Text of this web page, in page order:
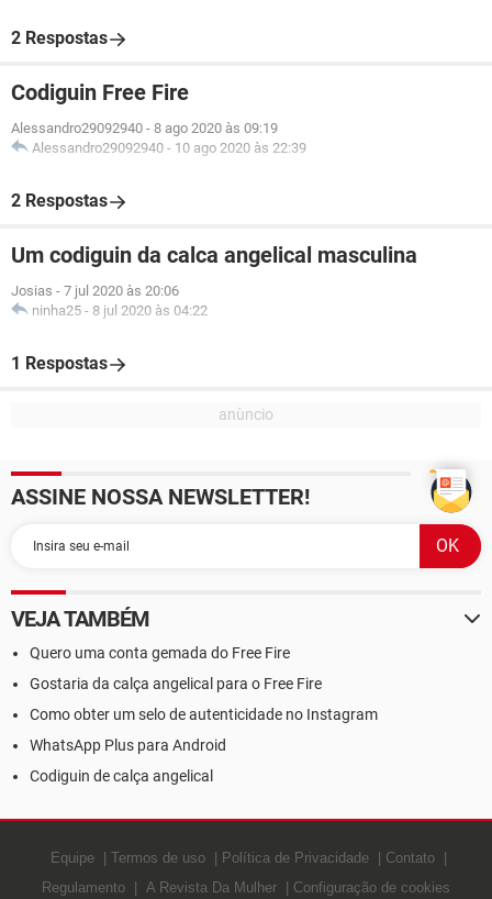
2 Respostas
Codiguin Free Fire
Alessandro29092940 - 8 ago 2020 às 09:19
Alessandro29092940 - 10 ago 2020 às 22:39
2 Respostas
Um codiguin da calca angelical masculina
Josias - 7 jul 2020 às 20:06
ninha25 - 8 jul 2020 às 04:22
1 Respostas
ASSINE NOSSA NEWSLETTER!
VEJA TAMBÉM
Quero uma conta gemada do Free Fire
Gostaria da calça angelical para o Free Fire
Como obter um selo de autenticidade no Instagram
WhatsApp Plus para Android
Codiguin de calça angelical
Equipe Termos de uso Política de Privacidade
Contato
Regulamento
A Revista Da Mulher Configuração de cookies